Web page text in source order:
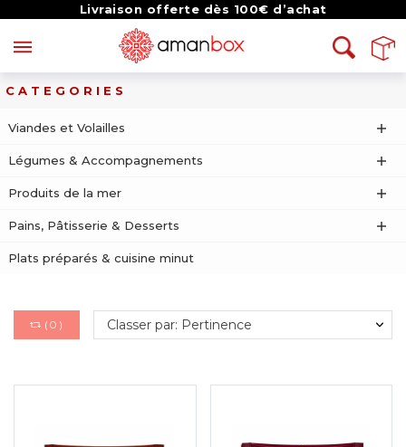
Livraison offerte dès 100€ d’achat
CATEGORIES
Viandes et Volailles
Légumes & Accompagnements
Produits de la mer
Pains, Pâtisserie & Desserts
Plats préparés & cuisine minut
( 0 ) Classer par: Pertinence